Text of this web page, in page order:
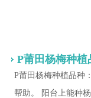
P莆田杨梅种
P莆田杨梅种植品种
帮助。 阳台上能种